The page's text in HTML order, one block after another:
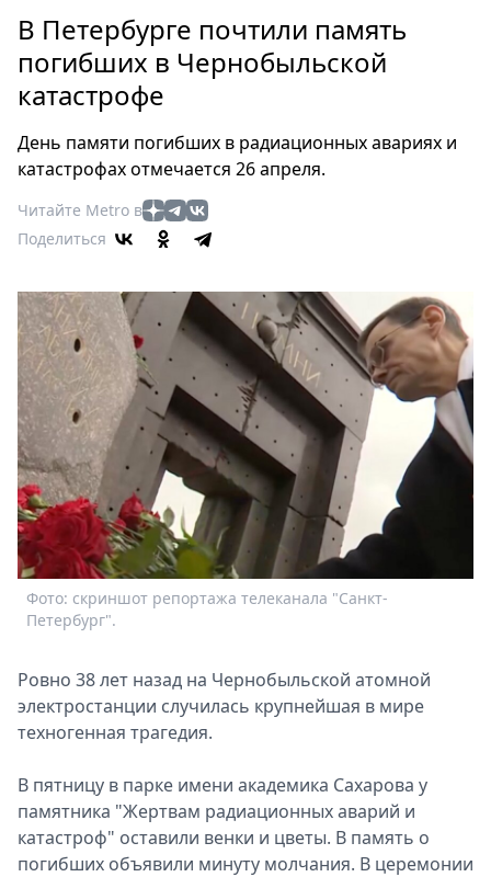
Россия
Мир
Здоровье
Туризм
Мода
Театр
Кино
Книги
Выставки
Пресс-
релизы
О
Metro
Стримы
Спецпроекты
Звезды
Выборы
2026
Скачай
В Петербурге почтили память
погибших в Чернобыльской
катастрофе
День памяти погибших в радиационных авариях и
катастрофах отмечается 26 апреля.
Читайте Metro в
Поделиться
Фото: скриншот репортажа телеканала "Санкт-
Петербург".
Ровно 38 лет назад на Чернобыльской атомной
электростанции случилась крупнейшая в мире
техногенная трагедия.
В пятницу в парке имени академика Сахарова у
памятника "Жертвам радиационных аварий и
катастроф" оставили венки и цветы. В память о
погибших объявили минуту молчания. В церемонии